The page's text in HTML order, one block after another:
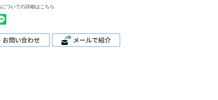
についての詳細はこちら